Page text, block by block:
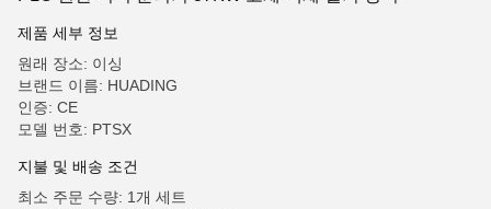
제품 세부 정보
원래 장소: 이싱
브랜드 이름: HUADING
인증: CE
모델 번호: PTSX
지불 및 배송 조건
최소 주문 수량: 1개 세트